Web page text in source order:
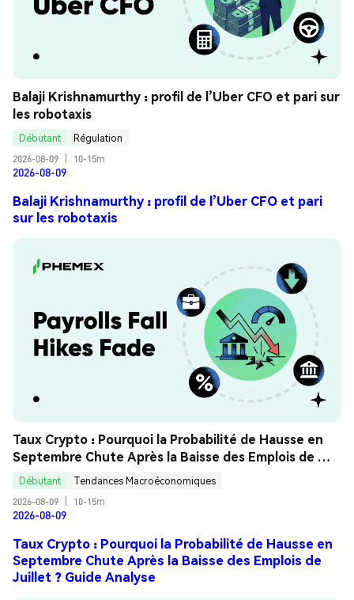
Balaji Krishnamurthy : profil de l’Uber CFO et pari sur
les robotaxis
Débutant
Régulation
2026-08-09
10-15m
2026-08-09
Balaji Krishnamurthy : profil de l’Uber CFO et pari
sur les robotaxis
Taux Crypto : Pourquoi la Probabilité de Hausse en
Septembre Chute Après la Baisse des Emplois de
Juillet ? Guide Analyse
Débutant
Tendances Macroéconomiques
2026-08-09
10-15m
2026-08-09
Taux Crypto : Pourquoi la Probabilité de Hausse en
Septembre Chute Après la Baisse des Emplois de
Juillet ? Guide Analyse